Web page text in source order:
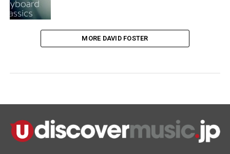
MORE DAVID FOSTER